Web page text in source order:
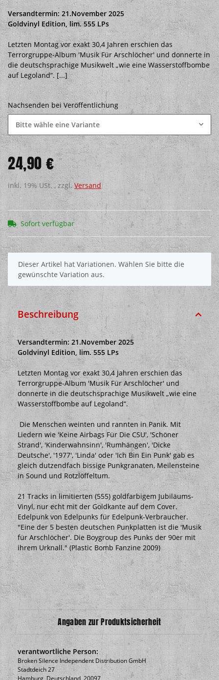
Versandtermin: 21.November 2025
Goldvinyl Edition, lim. 555 LPs
Letzten Montag vor exakt 30,4 Jahren erschien das
Terrorgruppe-Album 'Musik Für Arschlöcher' und donnerte in
die deutschsprachige Musikwelt „wie eine Wasserstoffbombe
auf Legoland“. [...]
Nachsenden bei Veröffentlichung
Bitte wähle eine Variante
24,90 €
inkl. 19% USt. , zzgl.Versand
Sofort verfügbar
x
Dieser Artikel hat Variationen. Wählen Sie bitte die
gewünschte Variation aus.
Beschreibung
Versandtermin: 21.November 2025
Goldvinyl Edition, lim. 555 LPs
Letzten Montag vor exakt 30,4 Jahren erschien das
Terrorgruppe-Album 'Musik Für Arschlöcher' und
donnerte in die deutschsprachige Musikwelt „wie eine
Wasserstoffbombe auf Legoland“.
Die Menschen weinten und rannten in Panik. Mit
Liedern wie 'Keine Airbags Für Die CSU', 'Schöner
Strand', 'Kinderwahnsinn', 'Rumhängen', 'Dicke
Deutsche', '1977', 'Linda' oder 'Ich Bin Ein Punk' gab es
gleich dutzendfach bissige Punkgranaten, Meilensteine
in Sound und Rotzlöffeltum.
21 Tracks in limitierten (555) goldfarbigem Jubiläums-
Vinyl, nur echt mit der Goldkante auf dem Cover.
Edelpunk von Edelpunks für Edelpunk-Verbraucher.
"Eine der 5 besten deutschen Punkplatten ist die 'Musik
für Arschlöcher'. Die Boygroup des Punks der 90er mit
ihrem Urknall." (Plastic Bomb Fanzine 2009)
Angaben zur Produktsicherheit
verantwortliche Person:
Broken Silence Independent Distribution GmbH
Stadtdeich 27